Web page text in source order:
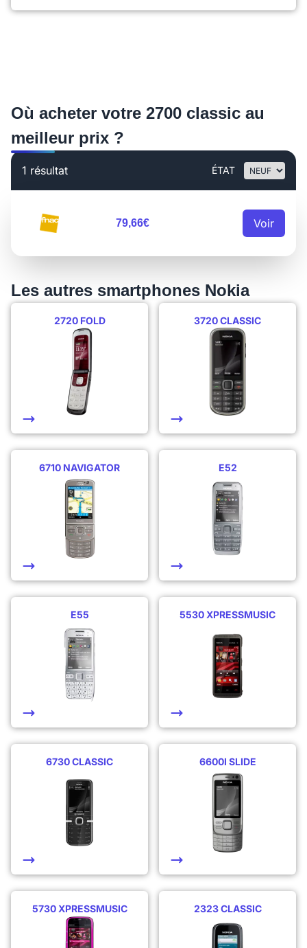
Où acheter votre 2700 classic au
meilleur prix ?
1 résultat ÉTAT
79,66€ Voir
Les autres smartphones Nokia
2720 FOLD 3720 CLASSIC
6710 NAVIGATOR E52
E55 5530 XPRESSMUSIC
6730 CLASSIC 6600I SLIDE
5730 XPRESSMUSIC 2323 CLASSIC